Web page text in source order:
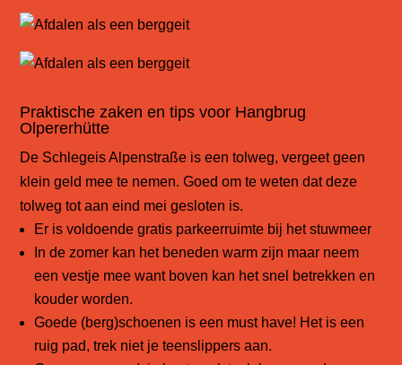
Praktische zaken en tips voor Hangbrug
Olpererhütte
De Schlegeis Alpenstraße is een tolweg, vergeet geen
klein geld mee te nemen. Goed om te weten dat deze
tolweg tot aan eind mei gesloten is.
Er is voldoende gratis parkeerruimte bij het stuwmeer
In de zomer kan het beneden warm zijn maar neem
een vestje mee want boven kan het snel betrekken en
kouder worden.
Goede (berg)schoenen is een must have! Het is een
ruig pad, trek niet je teenslippers aan.